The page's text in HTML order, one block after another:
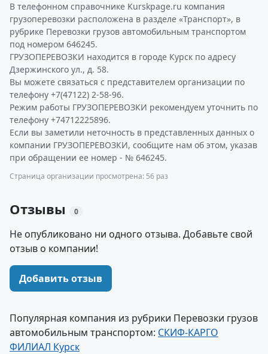
В телефонном справочнике Kurskpage.ru компания
грузоперевозки расположена в разделе «Транспорт», в
рубрике Перевозки грузов автомобильным транспортом
под номером 646245.
ГРУЗОПЕРЕВОЗКИ находится в городе Курск по адресу
Дзержинского ул., д. 58.
Вы можете связаться с представителем организации по
телефону +7(47122) 2-58-96.
Режим работы ГРУЗОПЕРЕВОЗКИ рекомендуем уточнить по
телефону +74712225896.
Если вы заметили неточность в представленных данных о
компании ГРУЗОПЕРЕВОЗКИ, сообщите нам об этом, указав
при обращении ее номер - № 646245.
Страница организации просмотрена: 56 раз
Отзывы 0
Не опубликовано ни одного отзыва. Добавьте свой
отзыв о компании!
Добавить отзыв
Популярная компания из рубрики Перевозки грузов
автомобильным транспортом: СКИФ-КАРГО
ФИЛИАЛ Курск